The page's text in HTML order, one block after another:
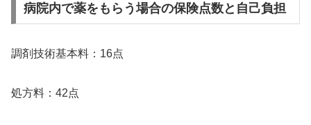
病院内で薬をもらう場合の保険点数と自己負担
調剤技術基本料：16点
処方料：42点